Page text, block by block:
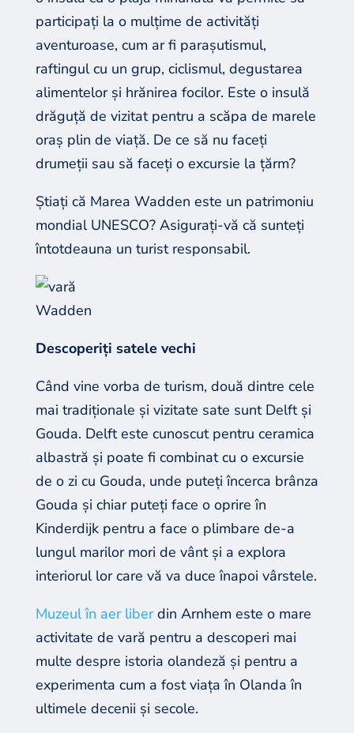
participați la o mulțime de activități
aventuroase, cum ar fi parașutismul,
raftingul cu un grup, ciclismul, degustarea
alimentelor și hrănirea focilor. Este o insulă
drăguță de vizitat pentru a scăpa de marele
oraș plin de viață. De ce să nu faceți
drumeții sau să faceți o excursie la țărm?
Știați că Marea Wadden este un patrimoniu
mondial UNESCO? Asigurați-vă că sunteți
întotdeauna un turist responsabil.
Wadden
Descoperiți satele vechi
Când vine vorba de turism, două dintre cele
mai tradiționale și vizitate sate sunt Delft și
Gouda. Delft este cunoscut pentru ceramica
albastră și poate fi combinat cu o excursie
de o zi cu Gouda, unde puteți încerca brânza
Gouda și chiar puteți face o oprire în
Kinderdijk pentru a face o plimbare de-a
lungul marilor mori de vânt și a explora
interiorul lor care vă va duce înapoi vârstele.
Muzeul în aer liberdin Arnhem este o mare
activitate de vară pentru a descoperi mai
multe despre istoria olandeză și pentru a
experimenta cum a fost viața în Olanda în
ultimele decenii și secole.